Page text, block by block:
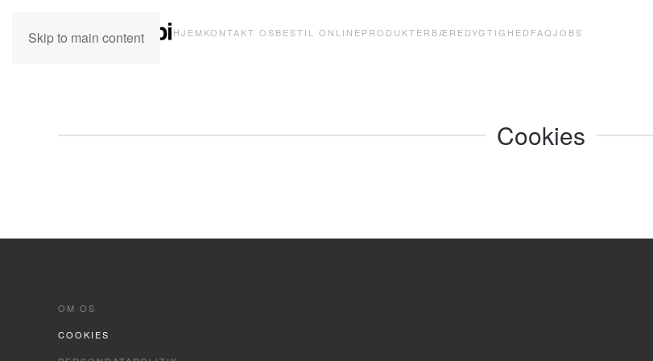
Skip to main content HJEMKONTAKT OSBESTIL ONLINEPRODUKTER BÆREDYGTIGHED FAQJOBS
Cookies
OM OS
COOKIES